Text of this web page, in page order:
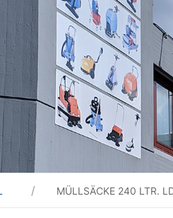
MÜLLSÄCKE 240 LTR.